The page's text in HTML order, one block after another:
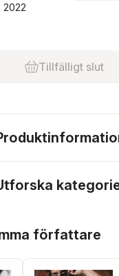
2022
Tillfälligt slut
författare